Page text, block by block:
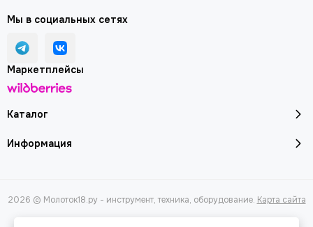
Каталог
Информация
Мы в социальных сетях
Маркетплейсы
2026 © Молоток18.ру - инструмент, техника, оборудование. Карта сайта